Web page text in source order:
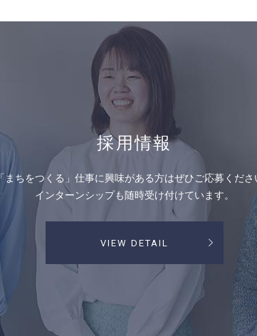
採用情報
「まちをつくる」仕事に興味がある方はぜひご応募くださ
インターンシップも随時受け付けています。
VIEW DETAIL